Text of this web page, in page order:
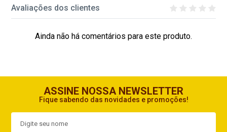
Avaliações dos clientes
Ainda não há comentários para este produto.
ASSINE NOSSA NEWSLETTER
Fique sabendo das novidades e promoções!